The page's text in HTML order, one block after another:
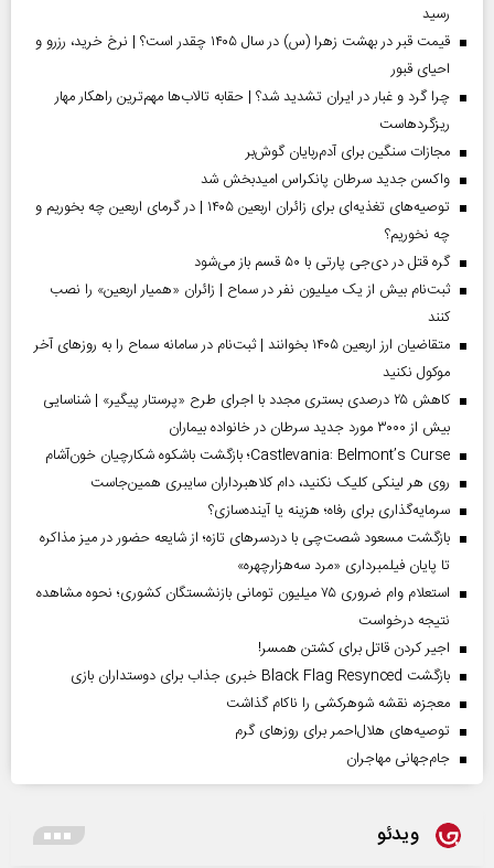
رسید
قیمت قبر در بهشت زهرا (س) در سال ۱۴۰۵ چقدر است؟ | نرخ خرید، رزرو و
احیای قبور
چرا گرد و غبار در ایران تشدید شد؟ | حقابه تالاب‌ها مهم‌ترین راهکار مهار
ریزگردهاست
مجازات سنگین برای آدم‌ربایان گوش‌بر
واکسن جدید سرطان پانکراس امیدبخش شد
توصیه‌های تغذیه‌ای برای زائران اربعین ۱۴۰۵ | در گرمای اربعین چه بخوریم و
چه نخوریم؟
گره قتل در دی‌جی پارتی با ۵۰ قسم باز می‌شود
ثبت‌نام بیش از یک میلیون نفر در سماح | زائران «همیار اربعین» را نصب
کنند
متقاضیان ارز اربعین ۱۴۰۵ بخوانند | ثبت‌نام در سامانه سماح را به روز‌های آخر
موکول نکنید
کاهش ۲۵ درصدی بستری مجدد با اجرای طرح «پرستار پیگیر» | شناسایی
بیش از ۳۰۰۰ مورد جدید سرطان در خانواده بیماران
Castlevania: Belmont’s Curse؛ بازگشت باشکوه شکارچیان خون‌آشام
روی هر لینکی کلیک نکنید، دام کلاهبرداران سایبری همین‌جاست
سرمایه‌گذاری برای رفاه؛ هزینه یا آینده‌سازی؟
بازگشت مسعود شصت‌چی با دردسر‌های تازه؛ از شایعه حضور در میز مذاکره
تا پایان فیلمبرداری «مرد سه‌هزارچهره»
استعلام وام ضروری ۷۵ میلیون تومانی بازنشستگان کشوری؛ نحوه مشاهده
نتیجه درخواست
اجیر کردن قاتل برای کشتن همسر!
بازگشت Black Flag Resynced خبری جذاب برای دوستداران بازی
معجزه، نقشه شوهرکشی را ناکام گذاشت
توصیه‌های هلال‌احمر برای روز‌های گرم
جام‌جهانی مهاجران
ویدئو